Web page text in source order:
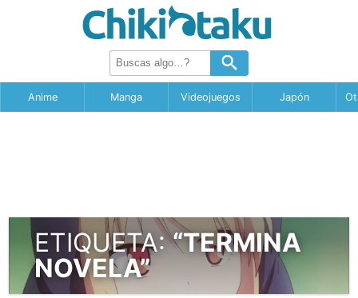
Anime Manga Videojuegos Japón
ETIQUETA:“TERMINA
NOVELA”